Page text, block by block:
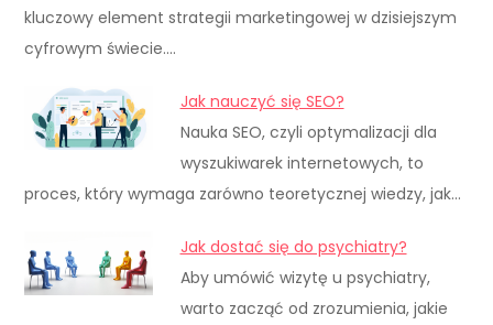
kluczowy element strategii marketingowej w dzisiejszym
cyfrowym świecie.…
Jak nauczyć się SEO?
Nauka SEO, czyli optymalizacji dla
wyszukiwarek internetowych, to
proces, który wymaga zarówno teoretycznej wiedzy, jak…
Jak dostać się do psychiatry?
Aby umówić wizytę u psychiatry,
warto zacząć od zrozumienia, jakie